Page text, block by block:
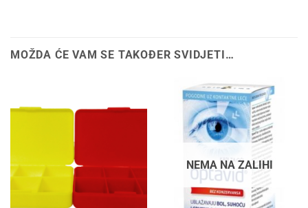
MOŽDA ĆE VAM SE TAKOĐER SVIDJETI…
NEMA NA ZALIHI